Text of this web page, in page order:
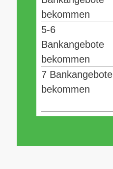
bekommen
5-6
Bankangebote
bekommen
7 Bankangebote
bekommen